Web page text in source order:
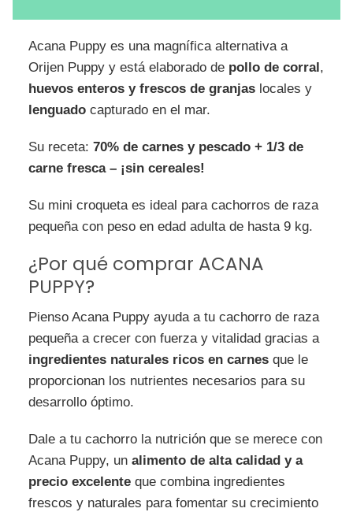
Acana Puppy es una magnífica alternativa a
Orijen Puppy y está elaborado de pollo de corral ,
huevos enteros y frescos de granjas locales y
lenguado capturado en el mar.
Su receta: 70% de carnes y pescado + 1/3 de
carne fresca – ¡sin cereales!
Su mini croqueta es ideal para cachorros de raza
pequeña con peso en edad adulta de hasta 9 kg.
¿Por qué comprar ACANA
PUPPY?
Pienso Acana Puppy ayuda a tu cachorro de raza
pequeña a crecer con fuerza y vitalidad gracias a
ingredientes naturales ricos en carnes que le
proporcionan los nutrientes necesarios para su
desarrollo óptimo.
Dale a tu cachorro la nutrición que se merece con
Acana Puppy, un alimento de alta calidad y a
precio excelente que combina ingredientes
frescos y naturales para fomentar su crecimiento